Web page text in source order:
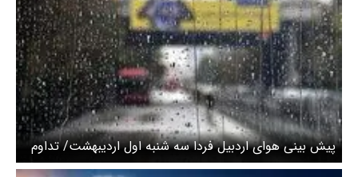
پیش بینی هوای اردبیل فردا سه شنبه اول اردیبهشت/ تداوم
فعالیت سامانه بارشی و وزش باد تند